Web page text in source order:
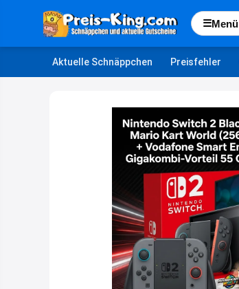
☰Menü
Aktuelle Schnäppchen Preisfehler